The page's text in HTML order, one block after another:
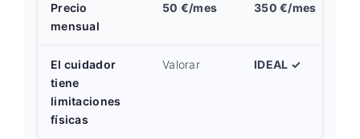
Precio
mensual
50 €/mes 350 €/mes
El cuidador
tiene
limitaciones
físicas
Valorar IDEAL ✓